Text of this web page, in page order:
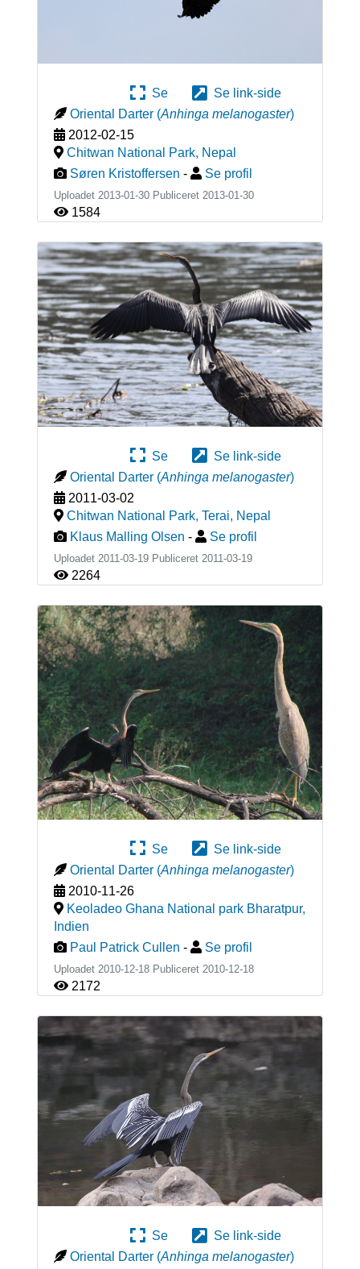
Se
Se link-side
Oriental Darter (Anhinga melanogaster)
2012-02-15
Chitwan National Park, Nepal
Søren Kristoffersen - Se profil
Uploadet 2013-01-30 Publiceret 2013-01-30
1584
Se
Se link-side
Oriental Darter (Anhinga melanogaster)
2011-03-02
Chitwan National Park, Terai, Nepal
Klaus Malling Olsen - Se profil
Uploadet 2011-03-19 Publiceret 2011-03-19
2264
Se
Se link-side
Oriental Darter (Anhinga melanogaster)
2010-11-26
Keoladeo Ghana National park Bharatpur,
Indien
Paul Patrick Cullen - Se profil
Uploadet 2010-12-18 Publiceret 2010-12-18
2172
Se
Se link-side
Oriental Darter (Anhinga melanogaster)